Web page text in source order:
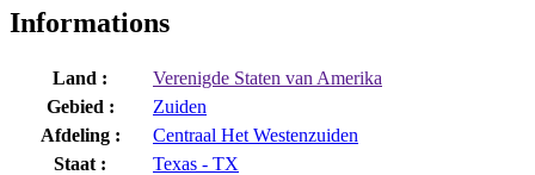
Informations
Land :
Verenigde Staten van Amerika
Gebied :
Zuiden
Afdeling :
Centraal Het Westenzuiden
Staat :
Texas - TX